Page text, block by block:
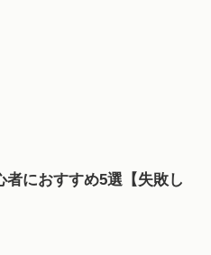
におすすめ5選【失敗し